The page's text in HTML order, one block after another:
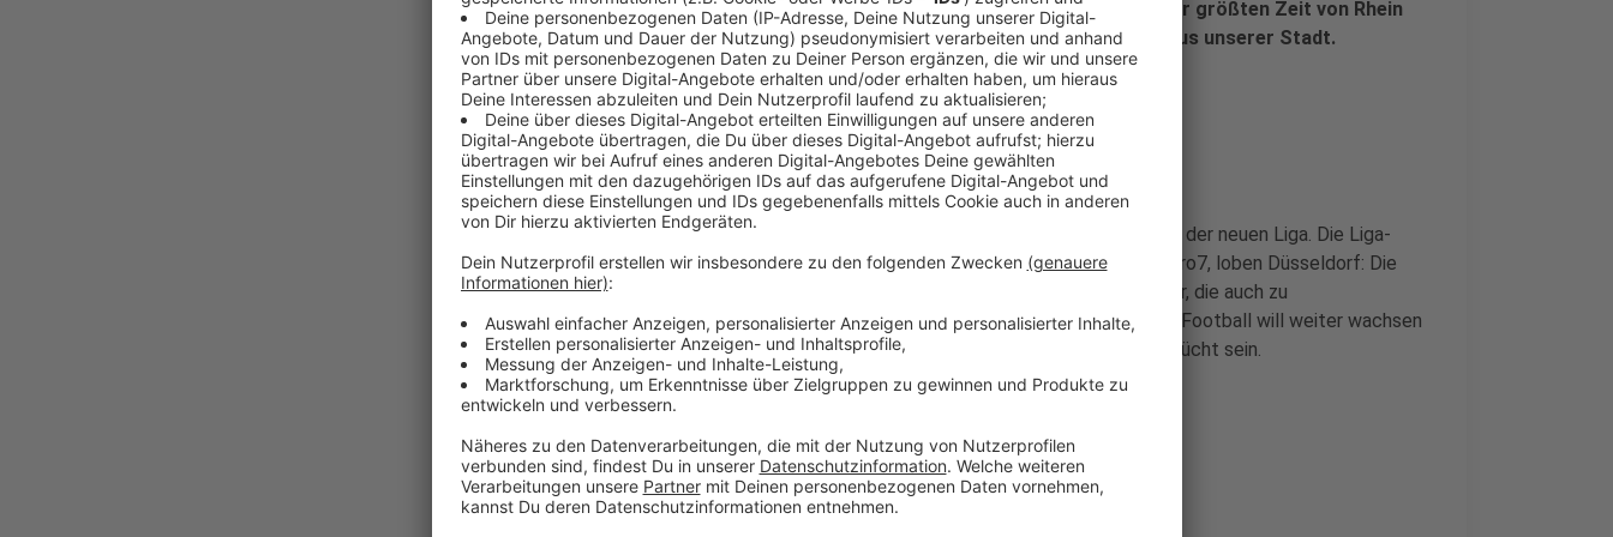
auch viele Düsseldorfer Football-Fans noch gut: sie waren zur größten Zeit von Rhein
Fire um die Jahrtausendwende der große Rivale des Teams aus unserer Stadt.
Veröffentlicht:Dienstag, 21.09.2021 16:13
Anzeige
Am Sonntag ist Düsseldorf Austragungsort für die Final-Premiere der neuen Liga. Die Liga-
Bosse um "Coach" Esume, bekannt aus den Football-Shows auf Pro7, loben Düsseldorf: Die
Sportstadt und der Betreiber D.LIVE seien "hervorragende Partner, die auch zu
Pandemiezeiten an uns geglaubt haben". Die European League of Football will weiter wachsen
- ein Comeback von Rhein Fire könnte schon bald mehr als ein Gerücht sein.
Anzeige
Weitere Infos und Links zum Thema
Anzeige